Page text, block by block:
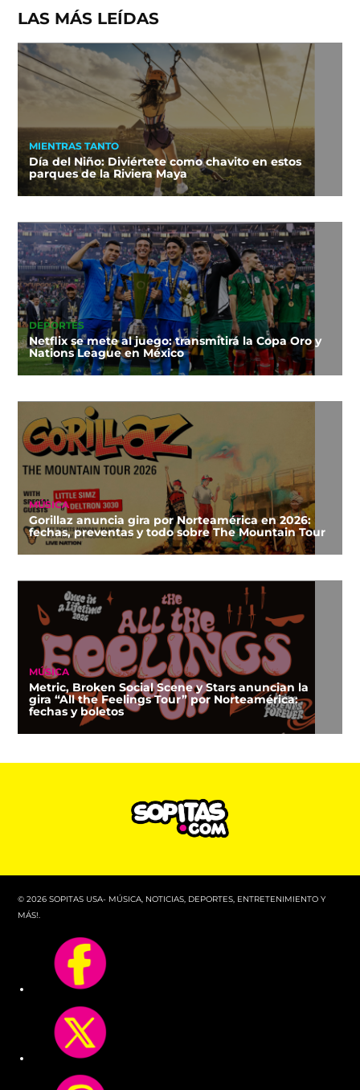
LAS MÁS LEÍDAS
MIENTRAS TANTO
Día del Niño: Diviértete como chavito en estos
parques de la Riviera Maya
DEPORTES
Netflix se mete al juego: transmitirá la Copa Oro y
Nations League en México
MÚSICA
Gorillaz anuncia gira por Norteamérica en 2026:
fechas, preventas y todo sobre The Mountain Tour
MÚSICA
Metric, Broken Social Scene y Stars anuncian la
gira “All the Feelings Tour” por Norteamérica:
fechas y boletos
© 2026 SOPITAS USA- MÚSICA, NOTICIAS, DEPORTES, ENTRETENIMIENTO Y
MÁS!.